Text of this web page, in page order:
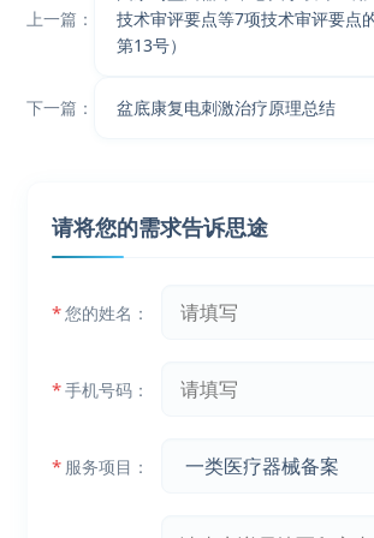
上一篇：
技术审评要点等7项技术审评要点
第13号）
下一篇： 盆底康复电刺激治疗原理总结
请将您的需求告诉思途
*您的姓名：
*手机号码：
* 服务项目：